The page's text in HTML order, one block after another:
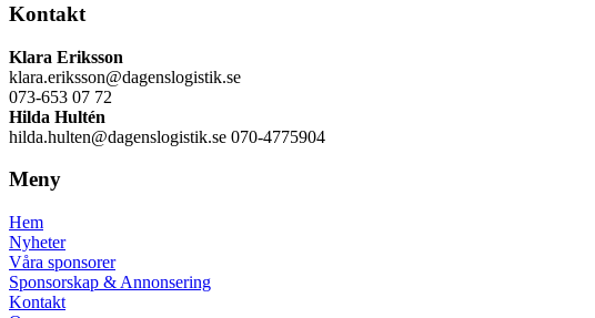
Kontakt
Klara Eriksson
klara.eriksson@dagenslogistik.se
073-653 07 72
Hilda Hultén
hilda.hulten@dagenslogistik.se 070-4775904
Meny
Hem
Nyheter
Våra sponsorer
Sponsorskap & Annonsering
Kontakt